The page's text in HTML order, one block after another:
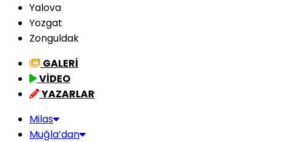
Yalova
Yozgat
Zonguldak
GALERİ
VİDEO
YAZARLAR
Milas
Muğla’dan